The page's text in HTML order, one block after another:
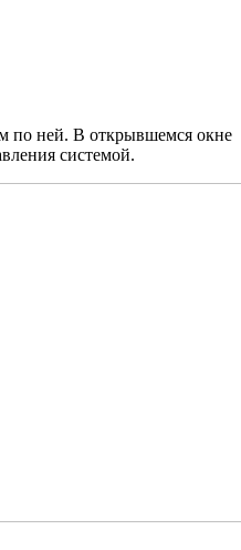
по ней. В открывшемся окне
системой.